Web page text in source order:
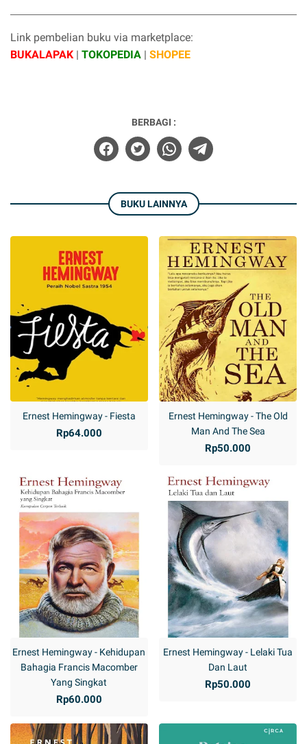
Link pembelian buku via marketplace:
BUKALAPAK | TOKOPEDIA | SHOPEE
BERBAGI :
BUKU LAINNYA
Ernest Hemingway - Fiesta
Rp64.000
Ernest Hemingway - The Old
Man And The Sea
Rp50.000
Ernest Hemingway - Kehidupan
Bahagia Francis Macomber
Yang Singkat
Rp60.000
Ernest Hemingway - Lelaki Tua
Dan Laut
Rp50.000